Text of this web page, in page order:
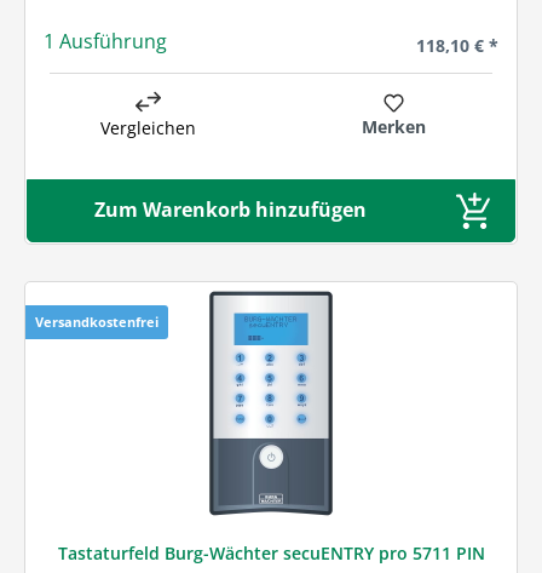
1 Ausführung Regulärer
118,10 € *
Vergleichen Merken
Zum Warenkorb hinzufügen
Versandkostenfrei
Tastaturfeld Burg-Wächter secuENTRY pro 5711 PIN